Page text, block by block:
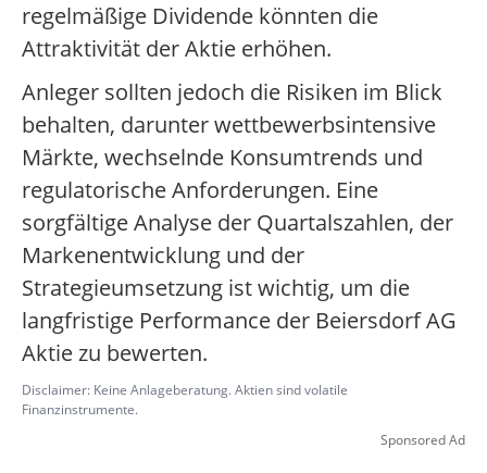
regelmäßige Dividende könnten die
Attraktivität der Aktie erhöhen.
Anleger sollten jedoch die Risiken im Blick
behalten, darunter wettbewerbsintensive
Märkte, wechselnde Konsumtrends und
regulatorische Anforderungen. Eine
sorgfältige Analyse der Quartalszahlen, der
Markenentwicklung und der
Strategieumsetzung ist wichtig, um die
langfristige Performance der Beiersdorf AG
Aktie zu bewerten.
Disclaimer: Keine Anlageberatung. Aktien sind volatile
Finanzinstrumente.
Sponsored Ad